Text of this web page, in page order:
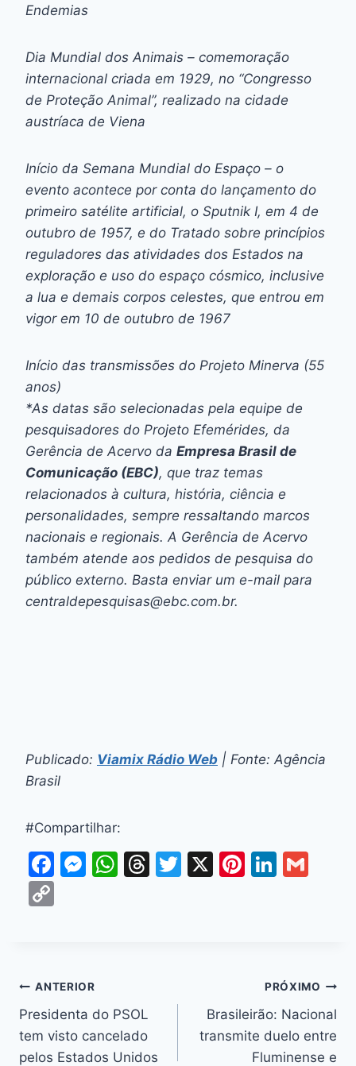
Endemias
Dia Mundial dos Animais – comemoração
internacional criada em 1929, no “Congresso
de Proteção Animal”, realizado na cidade
austríaca de Viena
Início da Semana Mundial do Espaço – o
evento acontece por conta do lançamento do
primeiro satélite artificial, o Sputnik I, em 4 de
outubro de 1957, e do Tratado sobre princípios
reguladores das atividades dos Estados na
exploração e uso do espaço cósmico, inclusive
a lua e demais corpos celestes, que entrou em
vigor em 10 de outubro de 1967
Início das transmissões do Projeto Minerva (55
anos)
*As datas são selecionadas pela equipe de
pesquisadores do Projeto Efemérides, da
Gerência de Acervo da Empresa Brasil de
Comunicação (EBC), que traz temas
relacionados à cultura, história, ciência e
personalidades, sempre ressaltando marcos
nacionais e regionais. A Gerência de Acervo
também atende aos pedidos de pesquisa do
público externo. Basta enviar um e-mail para
centraldepesquisas@ebc.com.br.
Publicado: Viamix Rádio Web | Fonte: Agência
Brasil
#Compartilhar:
F
o
o
k
M
n
g
er
W
p
T
T
X
Pi Li
n
Li
n
k
ANTERIOR
Presidenta do PSOL
tem visto cancelado
pelos Estados Unidos
PRÓXIMO
Brasileirão: Nacional
transmite duelo entre
Fluminense e